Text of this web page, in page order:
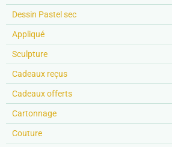
Dessin Pastel sec
Appliqué
Sculpture
Cadeaux reçus
Cadeaux offerts
Cartonnage
Couture